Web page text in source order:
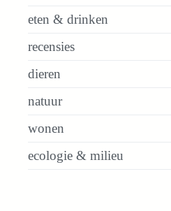
eten & drinken
recensies
dieren
natuur
wonen
ecologie & milieu